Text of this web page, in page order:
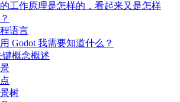
工作原理是怎样的，看起来又是怎样
语言
Godot 我需要知道什么？
键概念概述
树